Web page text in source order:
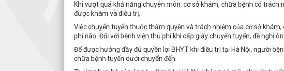
Khi vượt quá khả năng chuyên môn, cơ sở khám, chữa bệnh có trách
được khám và điều trị.
Việc chuyển tuyến thuộc thẩm quyền và trách nhiệm của cơ sở
phí nào. Đối với bệnh viện thu phí khi cấp giấy chuyển tuyến, đề nghị
Để được hưởng đầy đủ quyền lợi BHYT khi điều trị tại Hà Nội, người
chữa bệnh tuyến dưới chuyển đến.